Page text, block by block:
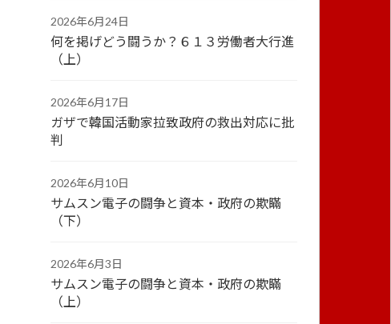
2026年6月24日
何を掲げどう闘うか？６１３労働者大行進
（上）
2026年6月17日
ガザで韓国活動家拉致政府の救出対応に批
判
2026年6月10日
サムスン電子の闘争と資本・政府の欺瞞
（下）
2026年6月3日
サムスン電子の闘争と資本・政府の欺瞞
（上）